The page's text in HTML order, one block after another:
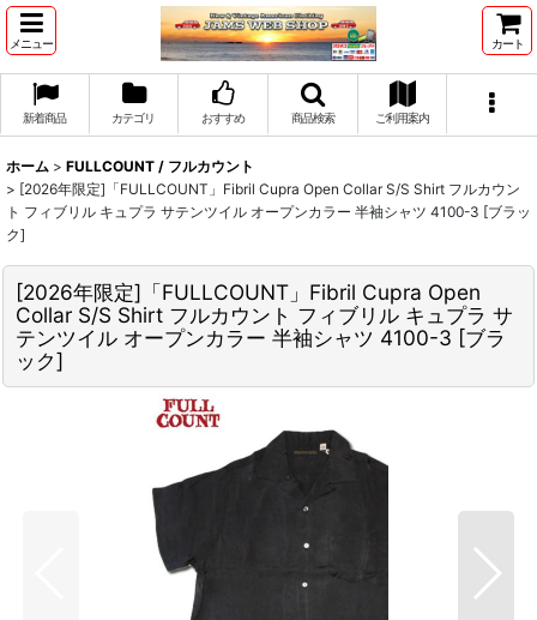
メニュー カート
新着商品 カテゴリ おすすめ 商品検索 ご利用案内
ホーム > FULLCOUNT / フルカウント
> [2026年限定]「FULLCOUNT」Fibril Cupra Open Collar S/S Shirt フルカウン
ト フィブリル キュプラ サテンツイル オープンカラー 半袖シャツ 4100-3 [ブラッ
ク]
[2026年限定]「FULLCOUNT」Fibril Cupra Open
Collar S/S Shirt フルカウント フィブリル キュプラ サ
テンツイル オープンカラー 半袖シャツ 4100-3 [ブラ
ック]